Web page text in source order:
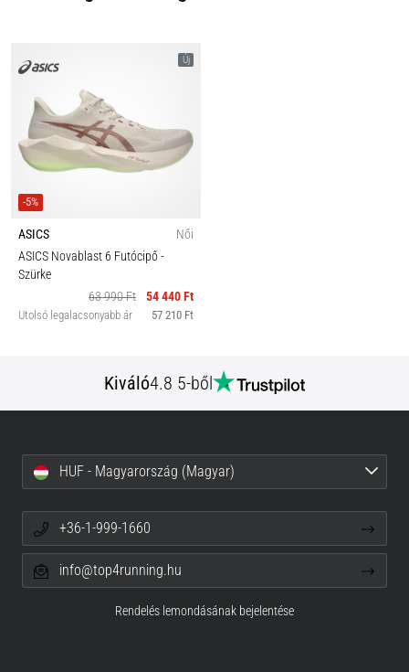
Új
-5%
ASICS
Női
ASICS Novablast 6 Futócipő-
Szürke
63 990 Ft
54 440 Ft
Utolsó legalacsonyabb ár 57 210 Ft
Kiváló4.8 5-ből
HUF - Magyarország (Magyar)
+36-1-999-1660
info@top4running.hu
Rendelés lemondásának bejelentése